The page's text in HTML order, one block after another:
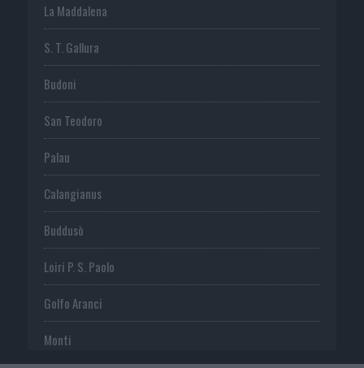
La Maddalena
S. T. Gallura
Budoni
San Teodoro
Palau
Calangianus
Buddusò
Loiri P. S. Paolo
Golfo Aranci
Monti